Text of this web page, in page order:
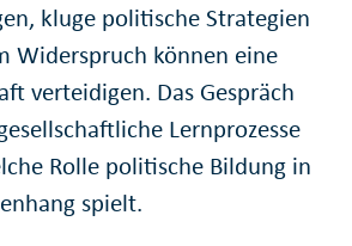
kluge politische Strategien
Widerspruch können eine
verteidigen. Das Gespräch
Lernprozesse
Rolle politische Bildung in
spielt.